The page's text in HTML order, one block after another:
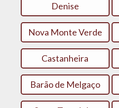
Denise
Nova Monte Verde
Castanheira
Barão de Melgaço